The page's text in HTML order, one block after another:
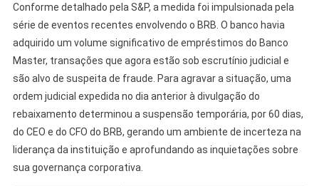
Conforme detalhado pela S&P, a medida foi impulsionada pela
série de eventos recentes envolvendo o BRB. O banco havia
adquirido um volume significativo de empréstimos do Banco
Master, transações que agora estão sob escrutínio judicial e
são alvo de suspeita de fraude. Para agravar a situação, uma
ordem judicial expedida no dia anterior à divulgação do
rebaixamento determinou a suspensão temporária, por 60 dias,
do CEO e do CFO do BRB, gerando um ambiente de incerteza na
liderança da instituição e aprofundando as inquietações sobre
sua governança corporativa.